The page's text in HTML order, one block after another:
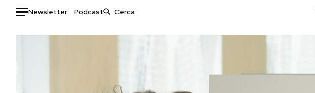
Newsletter Podcast
Auto